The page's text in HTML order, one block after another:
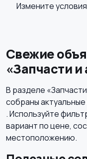
Измените
Свежие
«Запчасти
В разделе
собраны
. Используйте
вариант по цене,
местоположению.